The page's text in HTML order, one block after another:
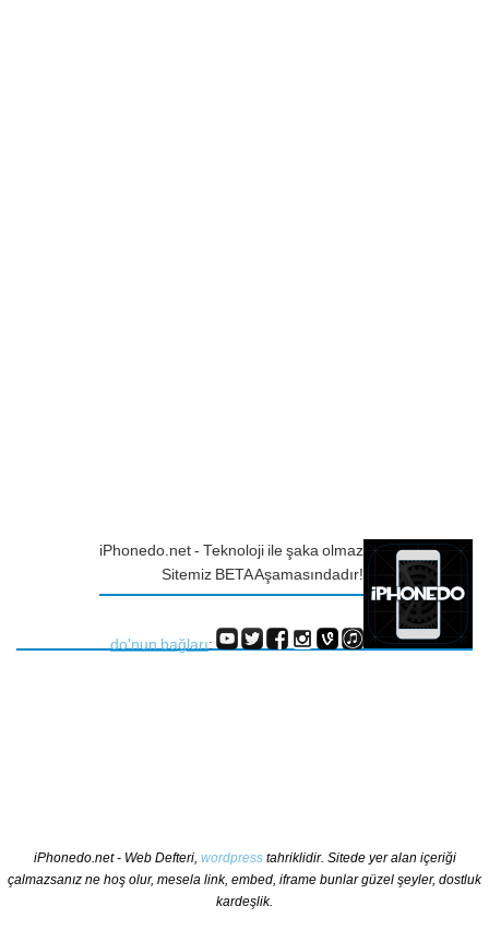
iPhonedo.net - Teknoloji ile şaka olmaz
Sitemiz BETA Aşamasındadır!
do'nun bağları:
iPhonedo.net - Web Defteri, wordpresstahriklidir. Sitede yer alan içeriği
çalmazsanız ne hoş olur, mesela link, embed, iframe bunlar güzel şeyler, dostluk
kardeşlik.